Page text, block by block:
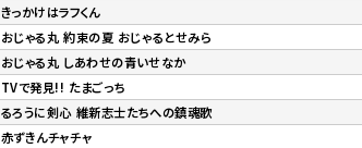
きっかけはラフくん
おじゃる丸 約束の夏 おじゃるとせみら
おじゃる丸 しあわせの青いせなか
TVで発見!! たまごっち
るろうに剣心 維新志士たちへの鎮魂歌
赤ずきんチャチャ